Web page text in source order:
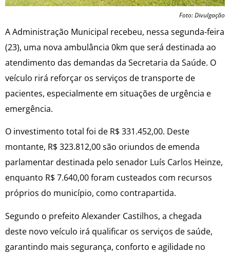
Foto: Divulgação
A Administração Municipal recebeu, nessa segunda-feira
(23), uma nova ambulância 0km que será destinada ao
atendimento das demandas da Secretaria da Saúde. O
veículo rirá reforçar os serviços de transporte de
pacientes, especialmente em situações de urgência e
emergência.
O investimento total foi de R$ 331.452,00. Deste
montante, R$ 323.812,00 são oriundos de emenda
parlamentar destinada pelo senador Luís Carlos Heinze,
enquanto R$ 7.640,00 foram custeados com recursos
próprios do município, como contrapartida.
Segundo o prefeito Alexander Castilhos, a chegada
deste novo veículo irá qualificar os serviços de saúde,
garantindo mais segurança, conforto e agilidade no